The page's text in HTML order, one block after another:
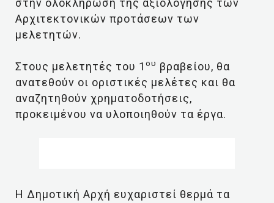
στην ολοκλήρωση της αξιολόγησης των
Αρχιτεκτονικών προτάσεων των
μελετητών.
Στους μελετητές του 1 ου βραβείου, θα
ανατεθούν οι οριστικές μελέτες και θα
αναζητηθούν χρηματοδοτήσεις,
προκειμένου να υλοποιηθούν τα έργα.
Η Δημοτική Αρχή ευχαριστεί θερμά τα